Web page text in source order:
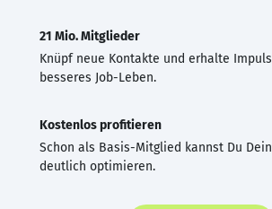
21 Mio. Mitglieder
Knüpf neue Kontakte und erhalte
besseres Job-Leben.
Kostenlos profitieren
Schon als Basis-Mitglied kannst Du
deutlich optimieren.